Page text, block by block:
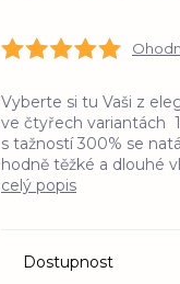
Vyberte si tu Vaši z
ve čtyřech variantách
s tažností 300% se
hodně těžké a dlouhé
celý popis
Dostupnost